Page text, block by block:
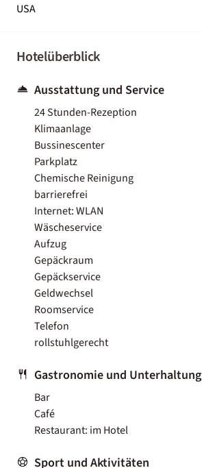
USA
Hotelüberblick
Ausstattung und Service
24 Stunden-Rezeption
Klimaanlage
Bussinescenter
Parkplatz
Chemische Reinigung
barrierefrei
Internet: WLAN
Wäscheservice
Aufzug
Gepäckraum
Gepäckservice
Geldwechsel
Roomservice
Telefon
rollstuhlgerecht
Gastronomie und Unterhaltung
Bar
Café
Restaurant: im Hotel
Sport und Aktivitäten